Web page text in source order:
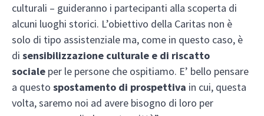
culturali – guideranno i partecipanti alla scoperta di
alcuni luoghi storici. L’obiettivo della Caritas non è
solo di tipo assistenziale ma, come in questo caso, è
di sensibilizzazione culturale e di riscatto
sociale per le persone che ospitiamo. E’ bello pensare
a questo spostamento di prospettiva in cui, questa
volta, saremo noi ad avere bisogno di loro per